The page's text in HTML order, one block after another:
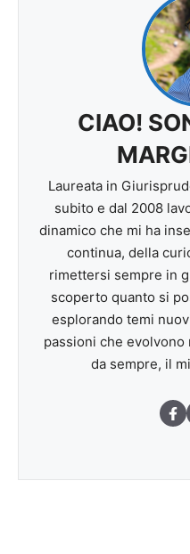
CIAO!
Laureata in
subito e dal 2008
dinamico che mi ha
continua, della
rimettersi sempre in
scoperto quanto si
esplorando temi
passioni che evolvono
da sempre, il